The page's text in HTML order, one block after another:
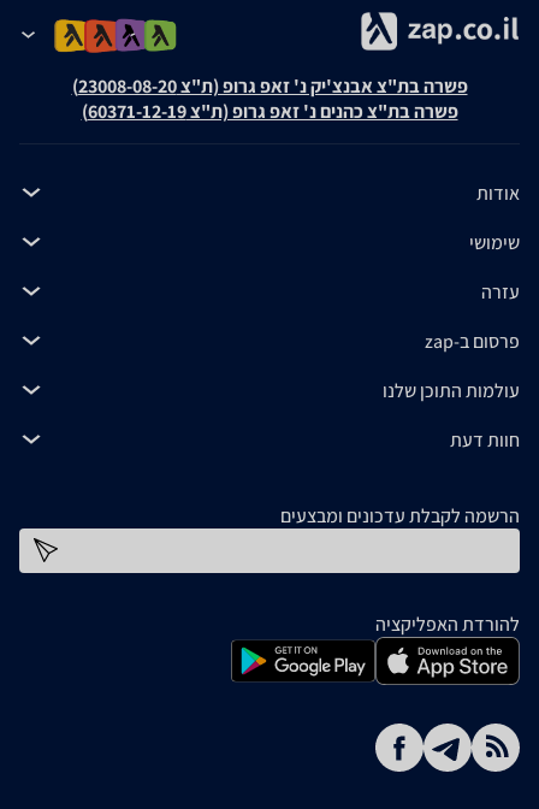
פשרה בת"צ אבנצ'יק נ' זאפ גרופ (ת"צ 23008-08-20)
פשרה בת"צ כהנים נ' זאפ גרופ (ת"צ 60371-12-19)
אודות
שימושי
עזרה
פרסום ב-zap
עולמות התוכן שלנו
חוות דעת
הרשמה לקבלת עדכונים ומבצעים
להורדת האפליקציה